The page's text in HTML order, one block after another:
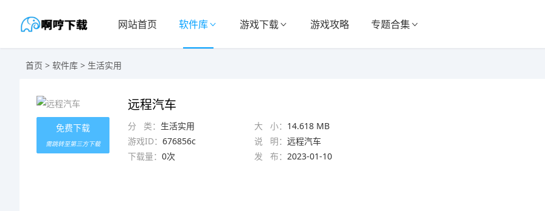
网站首页 软件库 游戏下载 游戏攻略 专题合集
首页 > 软件库 > 生活实用
免费下载
需跳转至第三方下载
远程汽车
分 类： 生活实用 大 小： 14.618 MB
游戏ID： 676856c 说 明： 远程汽车
下载量： 0次 发 布： 2023-01-10